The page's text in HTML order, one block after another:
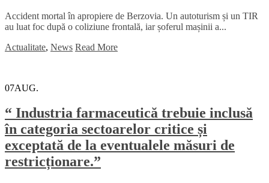
Accident mortal în apropiere de Berzovia. Un autoturism și un TIR
au luat foc după o coliziune frontală, iar șoferul mașinii a...
Actualitate, News Read More
07AUG.
“ Industria farmaceutică trebuie inclusă
în categoria sectoarelor critice și
exceptată de la eventualele măsuri de
restricționare.”